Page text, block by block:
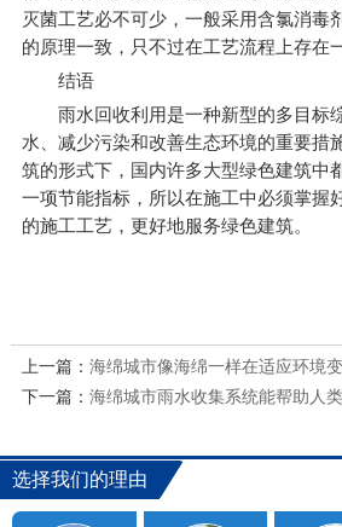
灭菌工艺必不可少，一般采用含氯消毒
的原理一致，只不过在工艺流程上存在
结语
雨水回收利用是一种新型的多目标
水、减少污染和改善生态环境的重要措
筑的形式下，国内许多大型绿色建筑中
一项节能指标，所以在施工中必须掌握
的施工工艺，更好地服务绿色建筑。
上一篇： 海绵城市像海绵一样在适应环境
面具有良好的"弹性"
下一篇： 海绵城市雨水收集系统能帮助人
选择我们的理由